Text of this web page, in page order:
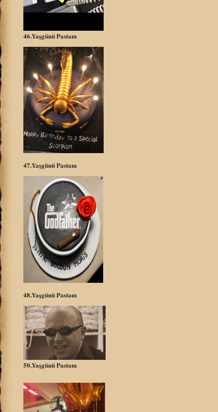
46.Yaşgünü Pastam
47.Yaşgünü Pastam
48.Yaşgünü Pastam
50.Yaşgünü Pastam